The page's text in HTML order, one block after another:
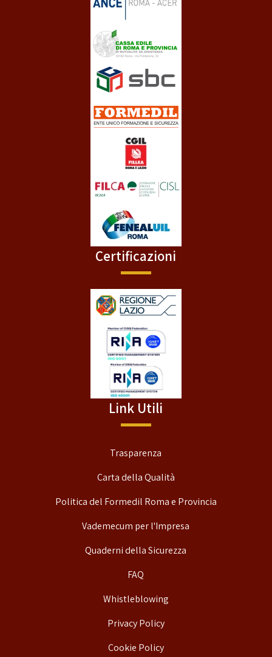
Certificazioni
Link Utili
Trasparenza
Carta della Qualità
Politica del Formedil Roma e Provincia
Vademecum per l'Impresa
Quaderni della Sicurezza
FAQ
Whistleblowing
Privacy Policy
Cookie Policy